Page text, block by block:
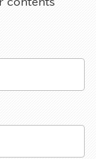
contents